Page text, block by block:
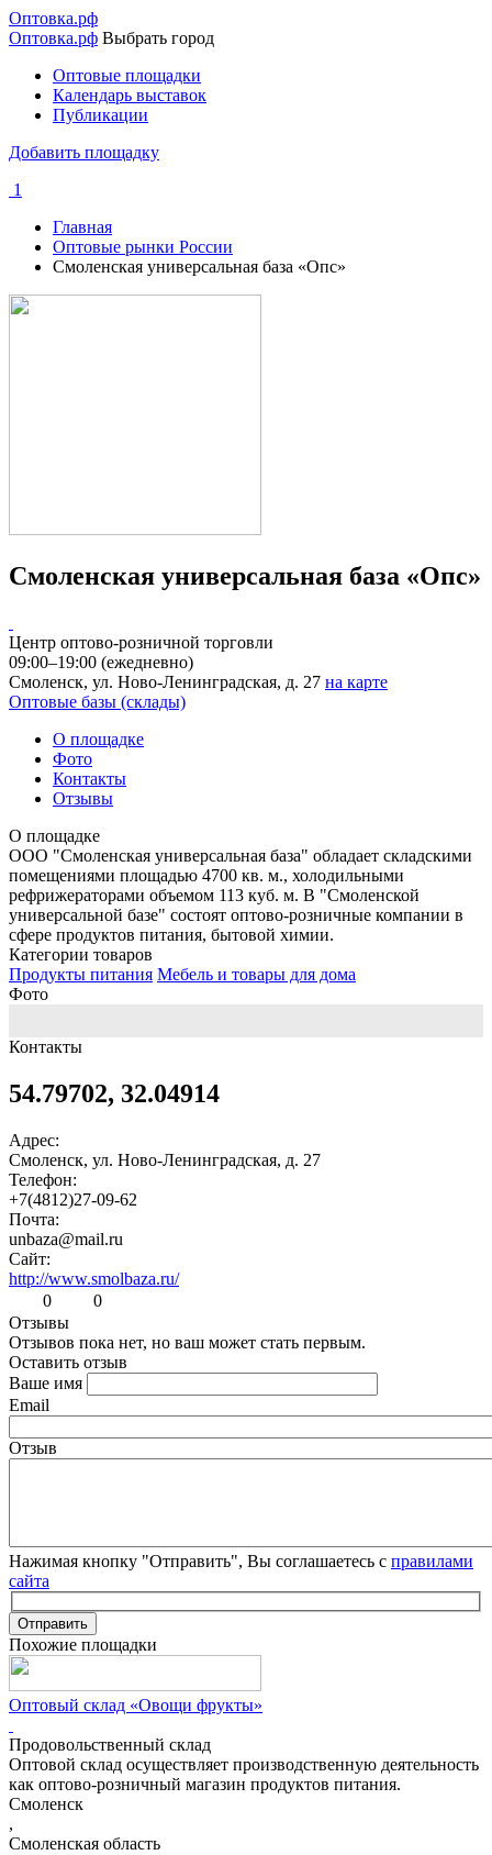
Перейти
к
содержанию
Оптовка.рф
Оптовка.рф Выбрать город
Основная
навигация
Оптовые площадки
Календарь выставок
Публикации
Добавить площадку
1
Строка
Главная
Оптовые рынки России
Смоленская универсальная база «Опс»
Смоленская универсальная база «Опс»
Центр оптово-розничной торговли
09:00–19:00 (ежедневно)
Смоленск, ул. Ново-Ленинградская, д. 27 на карте
Оптовые базы (склады)
О площадке
Фото
Контакты
Отзывы
О площадке
ООО "Смоленская универсальная база" обладает складскими
помещениями площадью 4700 кв. м., холодильными
рефрижераторами объемом 113 куб. м. В "Смоленской
универсальной базе" состоят оптово-розничные компании в
сфере продуктов питания, бытовой химии.
Категории товаров
Продукты питания Мебель и товары для дома
Фото
Контакты
54.79702, 32.04914
Адрес:
Смоленск, ул. Ново-Ленинградская, д. 27
Телефон:
+7(4812)27-09-62
Почта:
unbaza@mail.ru
Сайт:
http://www.smolbaza.ru/
0
0
Отзывы
Отзывов пока нет, но ваш может стать первым.
Оставить отзыв
Ваше имя
Email
Отзыв
Нажимая кнопку "Отправить", Вы соглашаетесь с правилами
сайта
Отправить
Похожие площадки
Оптовый склад «Овощи фрукты»
Продовольственный склад
Оптовой склад осуществляет производственную деятельность
как оптово-розничный магазин продуктов питания.
Смоленск
,
Смоленская область